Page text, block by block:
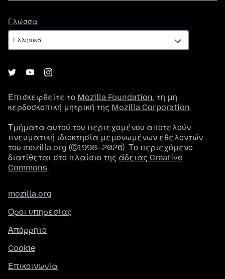
Γλώσσα
Επισκεφθείτε το Mozilla Foundation, τη μη
κερδοσκοπική μητρική της Mozilla Corporation.
Τμήματα αυτού του περιεχομένου αποτελούν
πνευματική ιδιοκτησία μεμονωμένων εθελοντών
του mozilla.org (©1998–2026). Το περιεχόμενο
διατίθεται στο πλαίσιο της άδειας Creative
Commons.
mozilla.org
Όροι υπηρεσίας
Απόρρητο
Cookie
Επικοινωνία